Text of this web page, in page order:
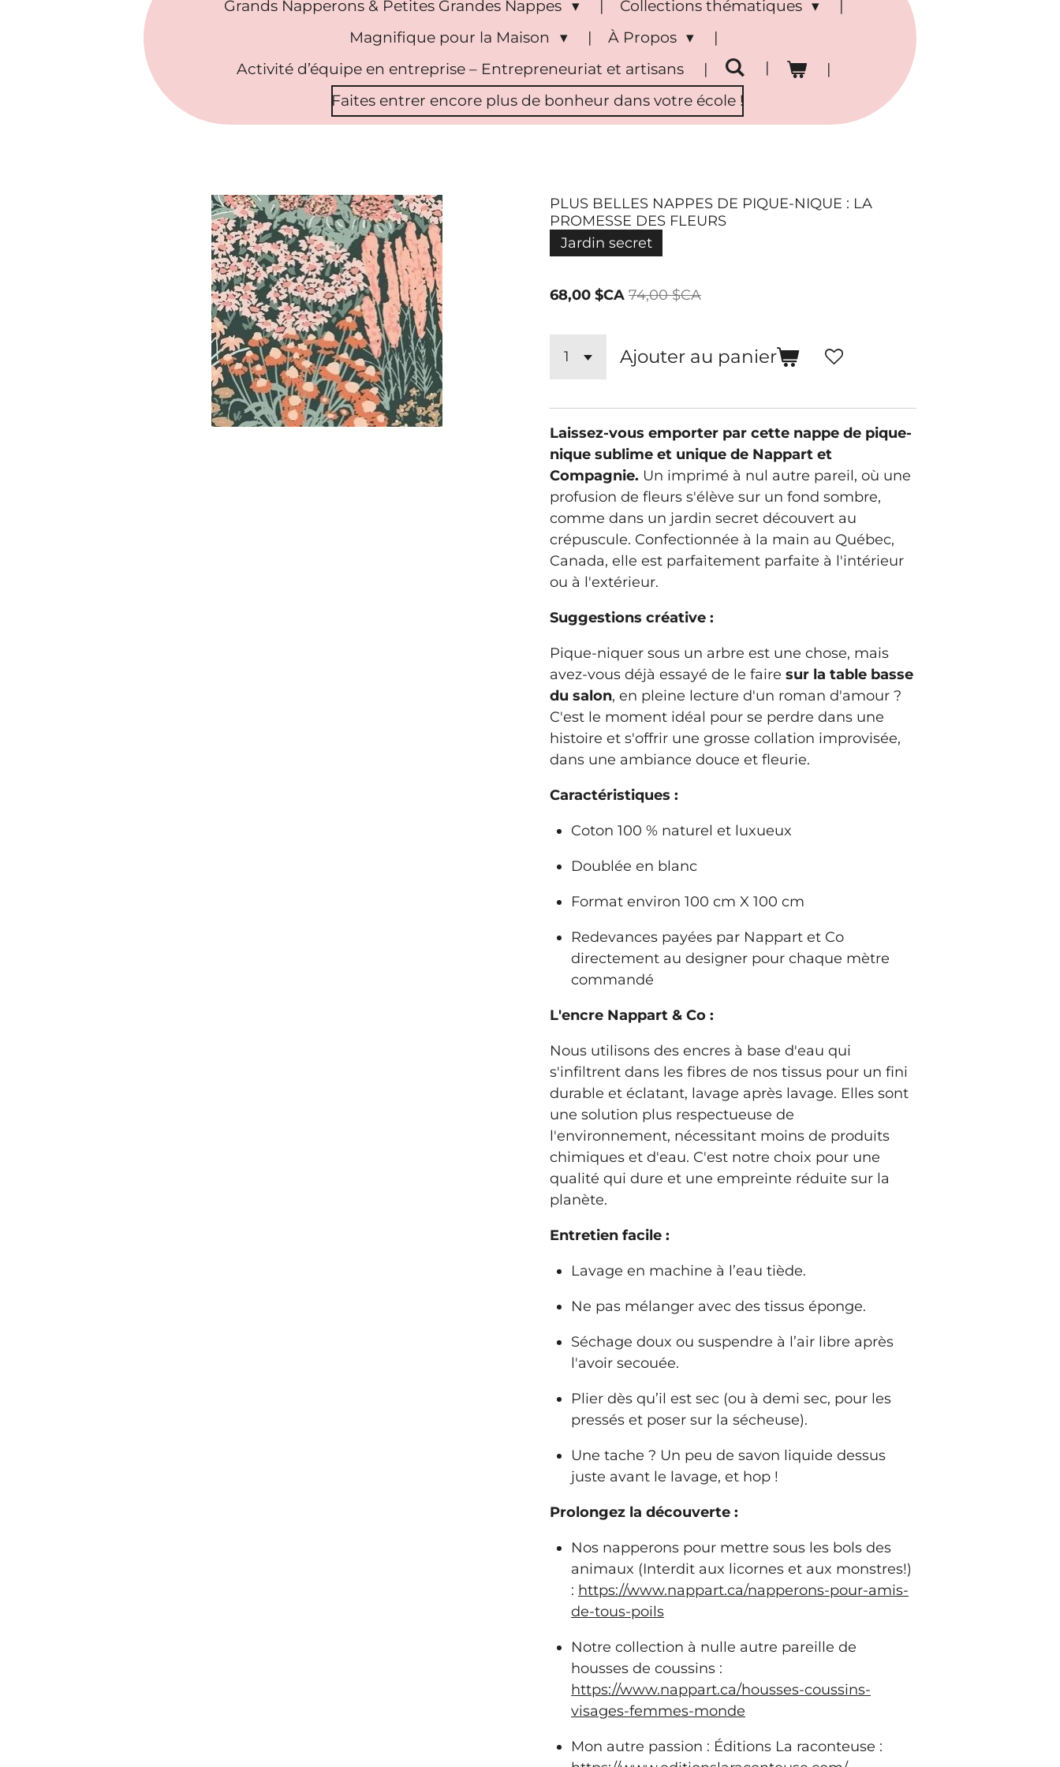
Grands Napperons & Petites Grandes Nappes
Collections thématiques
Magnifique pour la Maison
À Propos
Activité d’équipe en entreprise – Entrepreneuriat et artisans
Faites entrer encore plus de bonheur dans votre école !
PLUS BELLES NAPPES DE PIQUE-NIQUE : LA
PROMESSE DES FLEURS
Jardin secret
68,00 $CA 74,00 $CA
Ajouter au panier
Laissez-vous emporter par cette nappe de pique-
nique sublime et unique de Nappart et
Compagnie. Un imprimé à nul autre pareil, où une
profusion de fleurs s'élève sur un fond sombre,
comme dans un jardin secret découvert au
crépuscule. Confectionnée à la main au Québec,
Canada, elle est parfaitement parfaite à l'intérieur
ou à l'extérieur.
Suggestions créative :
Pique-niquer sous un arbre est une chose, mais
avez-vous déjà essayé de le faire sur la table basse
du salon, en pleine lecture d'un roman d'amour ?
C'est le moment idéal pour se perdre dans une
histoire et s'offrir une grosse collation improvisée,
dans une ambiance douce et fleurie.
Caractéristiques :
Coton 100 % naturel et luxueux
Doublée en blanc
Format environ 100 cm X 100 cm
Redevances payées par Nappart et Co
directement au designer pour chaque mètre
commandé
L'encre Nappart & Co :
Nous utilisons des encres à base d'eau qui
s'infiltrent dans les fibres de nos tissus pour un fini
durable et éclatant, lavage après lavage. Elles sont
une solution plus respectueuse de
l'environnement, nécessitant moins de produits
chimiques et d'eau. C'est notre choix pour une
qualité qui dure et une empreinte réduite sur la
planète.
Entretien facile :
Lavage en machine à l’eau tiède.
Ne pas mélanger avec des tissus éponge.
Séchage doux ou suspendre à l’air libre après
l'avoir secouée.
Plier dès qu’il est sec (ou à demi sec, pour les
pressés et poser sur la sécheuse).
Une tache ? Un peu de savon liquide dessus
juste avant le lavage, et hop !
Prolongez la découverte :
Nos napperons pour mettre sous les bols des
animaux (Interdit aux licornes et aux monstres!)
: https://www.nappart.ca/napperons-pour-amis-
de-tous-poils
Notre collection à nulle autre pareille de
housses de coussins :
https://www.nappart.ca/housses-coussins-
visages-femmes-monde
Mon autre passion : Éditions La raconteuse :